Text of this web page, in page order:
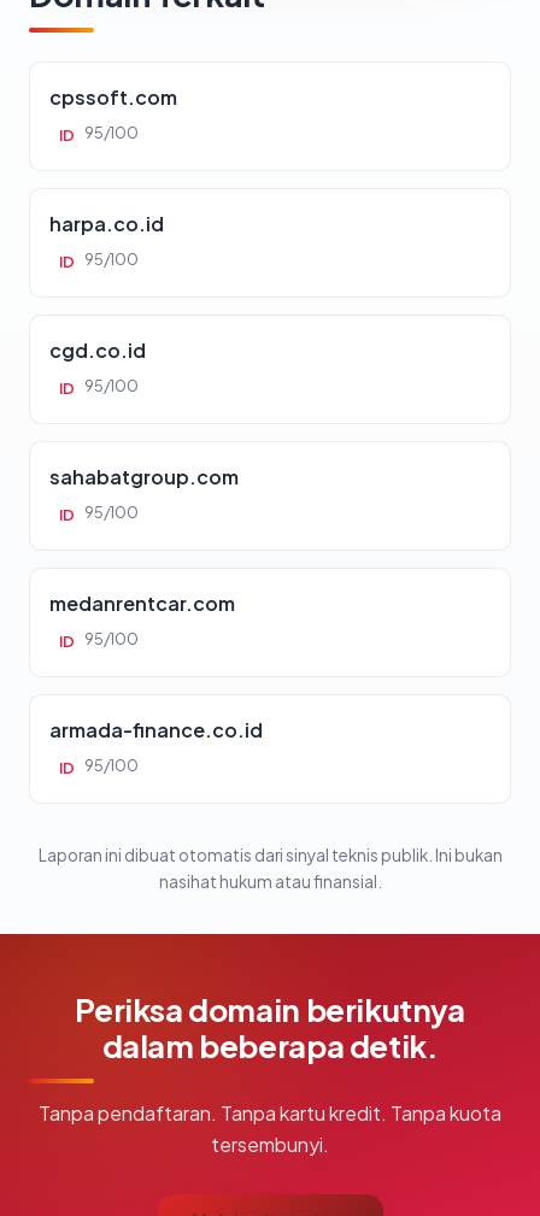
cpssoft.com
ID 95/100
harpa.co.id
ID 95/100
cgd.co.id
ID 95/100
sahabatgroup.com
ID 95/100
medanrentcar.com
ID 95/100
armada-finance.co.id
ID 95/100
Laporan ini dibuat otomatis dari sinyal teknis publik. Ini bukan
nasihat hukum atau finansial.
Periksa domain berikutnya
dalam beberapa detik.
Tanpa pendaftaran. Tanpa kartu kredit. Tanpa kuota
tersembunyi.